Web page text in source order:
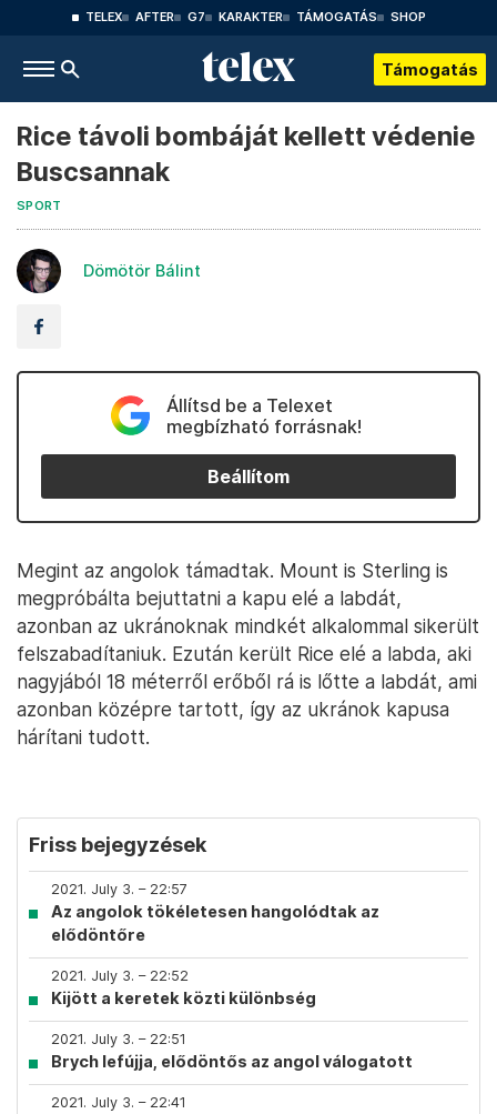
TELEX AFTER G7 KARAKTER TÁMOGATÁS SHOP
Támogatás
Rice távoli bombáját kellett védenie
Buscsannak
SPORT
Dömötör Bálint
Állítsd be a Telexet
megbízható forrásnak!
Beállítom
Megint az angolok támadtak. Mount is Sterling is
megpróbálta bejuttatni a kapu elé a labdát,
azonban az ukránoknak mindkét alkalommal sikerült
felszabadítaniuk. Ezután került Rice elé a labda, aki
nagyjából 18 méterről erőből rá is lőtte a labdát, ami
azonban középre tartott, így az ukránok kapusa
hárítani tudott.
Friss bejegyzések
2021. July 3. – 22:57
Az angolok tökéletesen hangolódtak az
elődöntőre
2021. July 3. – 22:52
Kijött a keretek közti különbség
2021. July 3. – 22:51
Brych lefújja, elődöntős az angol válogatott
2021. July 3. – 22:41